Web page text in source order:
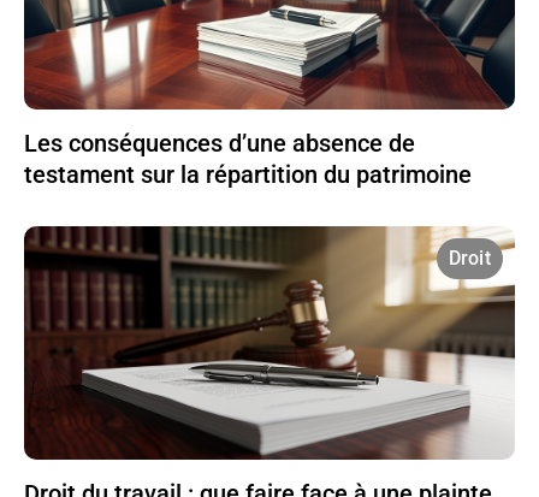
Les conséquences d’une absence de
testament sur la répartition du patrimoine
Droit